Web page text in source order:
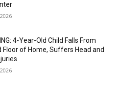
4-Year-Old Child Falls From
Floor of Home, Suffers Head and